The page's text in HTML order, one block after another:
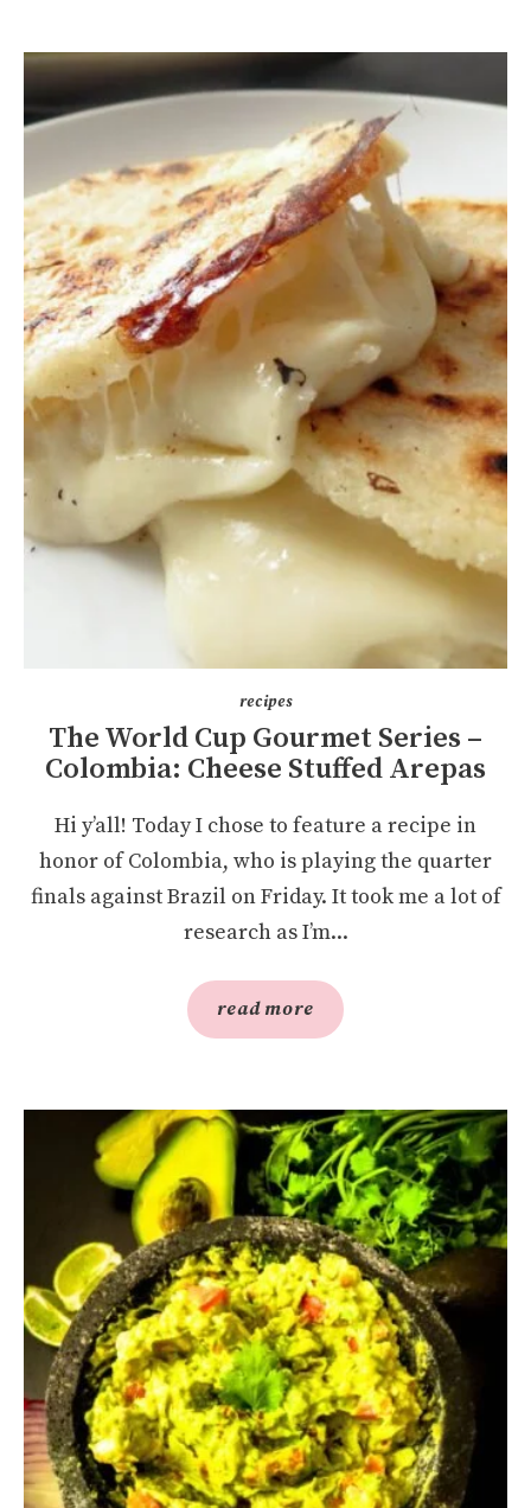
recipes
The World Cup Gourmet Series –
Colombia: Cheese Stuffed Arepas
Hi y’all! Today I chose to feature a recipe in
honor of Colombia, who is playing the quarter
finals against Brazil on Friday. It took me a lot of
research as I’m...
read more